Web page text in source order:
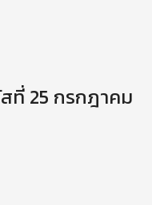
ที่ 25 กรกฎาคม